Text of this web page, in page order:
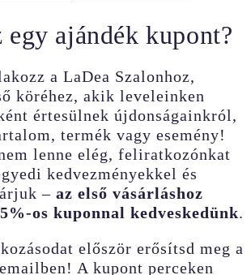
egy ajándék kupont?
a LaDea Szalonhoz,
köréhez, akik leveleinken
értesülnek újdonságainkról,
termék vagy esemény!
lenne elég, feliratkozónkat
kedvezményekkel és
– az első vásárláshoz
os kuponnal kedveskedünk.
először erősítsd meg a
A kupont perceken